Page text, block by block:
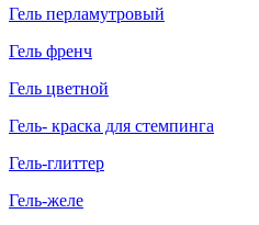
Гель перламутровый
Гель френч
Гель цветной
Гель- краска для стемпинга
Гель-глиттер
Гель-желе